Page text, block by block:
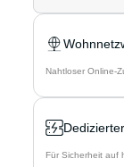
Nahtloser Online-
Für Sicherheit auf